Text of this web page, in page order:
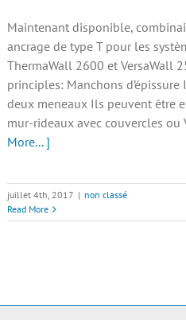
Maintenant disponible,
ancrage de type T pour les
ThermaWall 2600 et VersaWall
principles: Manchons
deux meneaux Ils peuvent être
mur-rideaux avec couvercles ou
More... ]
juillet 4th, 2017 | non classé
Read More